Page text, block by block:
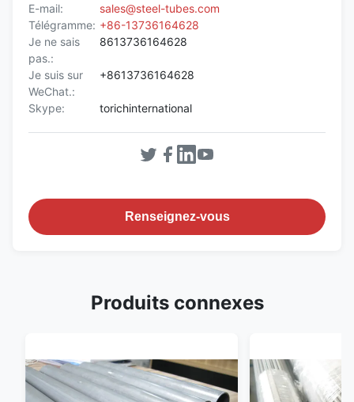
E-mail:
sales@steel-tubes.com
Télégramme: +86-13736164628
Je ne sais
pas.:
8613736164628
Je suis sur
WeChat.:
+8613736164628
Skype: torichinternational
Renseignez-vous
Produits connexes